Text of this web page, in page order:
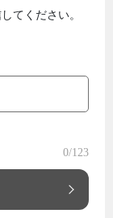
てください。
0/123